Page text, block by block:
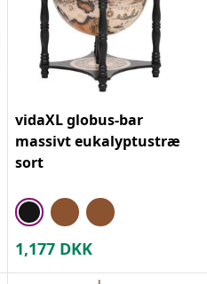
vidaXL globus-bar
massivt eukalyptustræ
sort
1,177 DKK